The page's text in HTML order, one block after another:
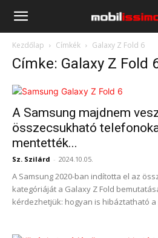
Mobilissimo.hu
Kezdőlap Címkék Galaxy Z Fold 6
Címke: Galaxy Z Fold
A Samsung majdnem
összecsukható
mentették...
Sz. Szilárd - 2024.10.05.
A Samsung 2020-ban indította el az
kategóriáját a Galaxy Z Fold
kérdezhetjük: hogyan is hibáztatható